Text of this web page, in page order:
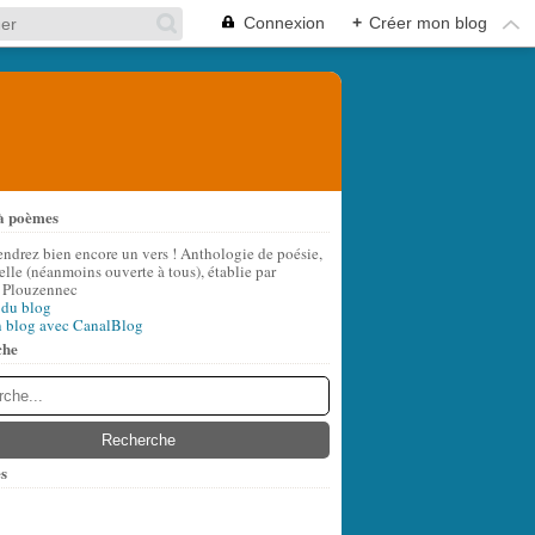
Connexion + Créer mon blog
poèmes
bien encore un vers ! Anthologie de poésie,
(néanmoins ouverte à tous), établie par
blog
blog avec CanalBlog